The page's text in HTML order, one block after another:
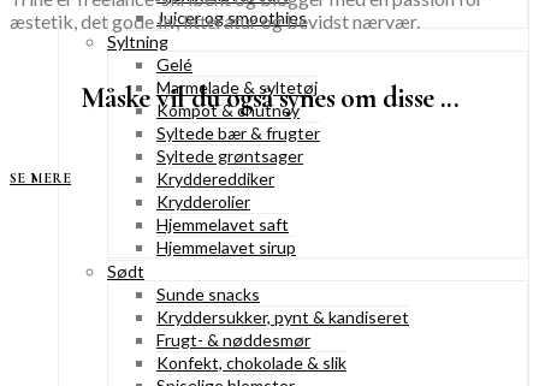
Juicer og smoothies
Syltning
Gelé
Marmelade & syltetøj
Kompot & chutney
Syltede bær & frugter
Syltede grøntsager
Kryddereddiker
Krydderolier
Hjemmelavet saft
Hjemmelavet sirup
Sødt
Sunde snacks
Kryddersukker, pynt & kandiseret
Frugt- & nøddesmør
Konfekt, chokolade & slik
æstetik, det gode liv, litteratur og bevidst nærvær.
Måske vil du også synes om disse ...
SE MERE